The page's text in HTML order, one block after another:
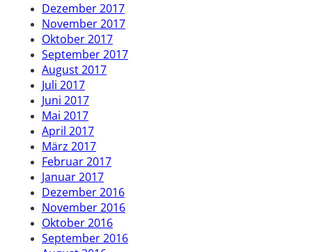
Dezember 2017
November 2017
Oktober 2017
September 2017
August 2017
Juli 2017
Juni 2017
Mai 2017
April 2017
März 2017
Februar 2017
Januar 2017
Dezember 2016
November 2016
Oktober 2016
September 2016